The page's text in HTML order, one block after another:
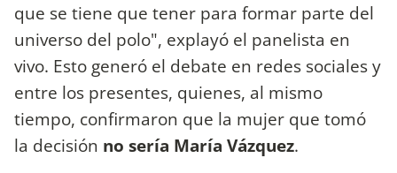
que se tiene que tener para formar parte del
universo del polo", explayó el panelista en
vivo. Esto generó el debate en redes sociales y
entre los presentes, quienes, al mismo
tiempo, confirmaron que la mujer que tomó
la decisión no sería María Vázquez.